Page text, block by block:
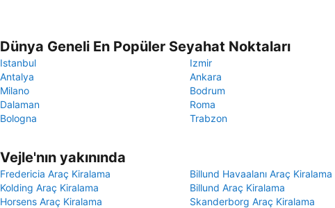
Dünya Geneli En Popüler Seyahat Noktaları
Istanbul
Izmir
Antalya
Ankara
Milano
Bodrum
Dalaman
Roma
Bologna
Trabzon
Vejle'nın yakınında
Fredericia Araç Kiralama
Billund Havaalanı Araç Kiralama
Kolding Araç Kiralama
Billund Araç Kiralama
Horsens Araç Kiralama
Skanderborg Araç Kiralama